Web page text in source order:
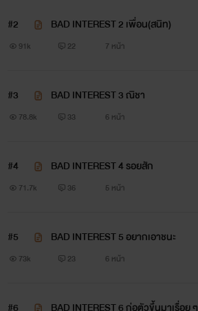
(แพทริค)
เขากลับไม่ต้องการมัน
"เธอเป็นคนยื่นข้อเสนอเอง"
#2 BAD INTEREST 2 เพื่อน(สนิท)
91k 22 7 หน้า
#3 BAD INTEREST 3 ณิชา
78.8k 33 6 หน้า
#4 BAD INTEREST 4 รอยสัก
71.7k 36 5 หน้า
#5 BAD INTEREST 5 อยากเอาชนะ
73k 23 6 หน้า
#6 BAD INTEREST 6 ก่อตัวขึ้นมาเรื่อย ๆ